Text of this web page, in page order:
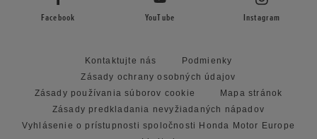
Facebook YouTube Instagram
Kontaktujte nás
Podmienky
Zásady ochrany osobných údajov
Zásady používania súborov cookie
Mapa stránok
Zásady predkladania nevyžiadaných nápadov
Vyhlásenie o prístupnosti spoločnosti Honda Motor Europe